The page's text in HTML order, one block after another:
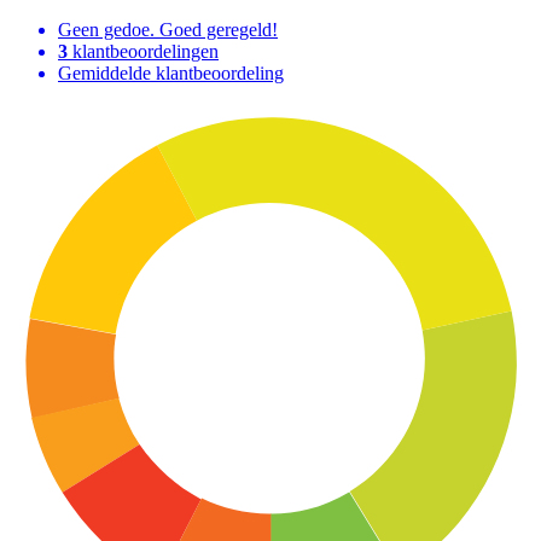
Geen gedoe. Goed geregeld!
3 klantbeoordelingen
Gemiddelde klantbeoordeling